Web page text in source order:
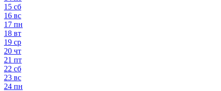
15 сб
16 вс
17 пн
18 вт
19 ср
20 чт
21 пт
22 сб
23 вс
24 пн